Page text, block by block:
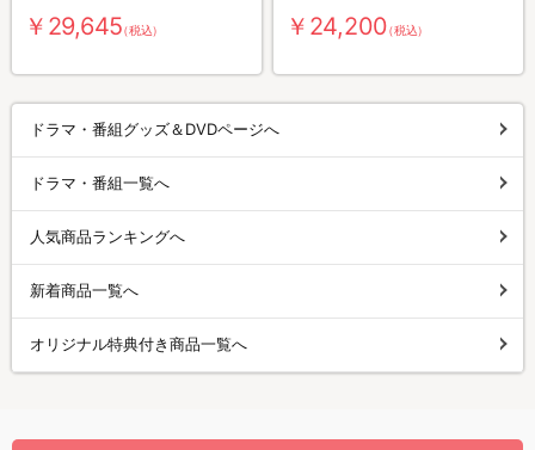
￥29,645（税込） ￥24,200（税込）
ドラマ・番組グッズ＆DVDページへ
ドラマ・番組一覧へ
人気商品ランキングへ
新着商品一覧へ
オリジナル特典付き商品一覧へ